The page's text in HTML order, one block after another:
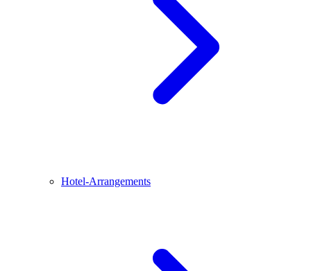
Hotel-Arrangements